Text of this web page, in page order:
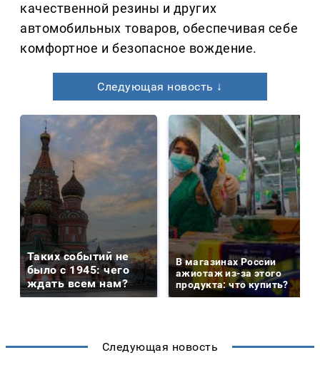
качественной резины и других
автомобильных товаров, обеспечивая себе
комфортное и безопасное вождение.
Следующая новость ↓
Таких событий не
было с 1945: чего
ждать всем нам?
В магазинах России
ажиотаж из-за этого
продукта: что купить?
Следующая новость